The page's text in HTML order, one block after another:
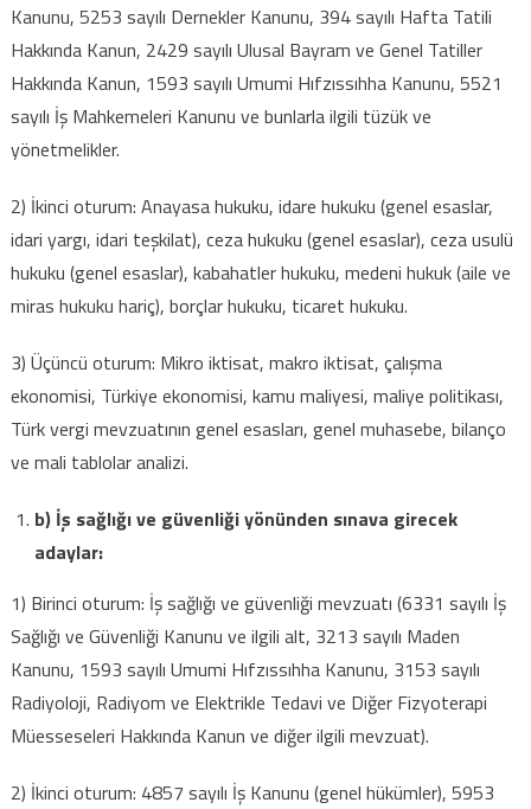
Kanunu, 5253 sayılı Dernekler Kanunu, 394 sayılı Hafta Tatili
Hakkında Kanun, 2429 sayılı Ulusal Bayram ve Genel Tatiller
Hakkında Kanun, 1593 sayılı Umumi Hıfzıssıhha Kanunu, 5521
sayılı İş Mahkemeleri Kanunu ve bunlarla ilgili tüzük ve
yönetmelikler.
2) İkinci oturum: Anayasa hukuku, idare hukuku (genel esaslar,
idari yargı, idari teşkilat), ceza hukuku (genel esaslar), ceza usulü
hukuku (genel esaslar), kabahatler hukuku, medeni hukuk (aile ve
miras hukuku hariç), borçlar hukuku, ticaret hukuku.
3) Üçüncü oturum: Mikro iktisat, makro iktisat, çalışma
ekonomisi, Türkiye ekonomisi, kamu maliyesi, maliye politikası,
Türk vergi mevzuatının genel esasları, genel muhasebe, bilanço
ve mali tablolar analizi.
b) İş sağlığı ve güvenliği yönünden sınava girecek
adaylar:
1) Birinci oturum: İş sağlığı ve güvenliği mevzuatı (6331 sayılı İş
Sağlığı ve Güvenliği Kanunu ve ilgili alt, 3213 sayılı Maden
Kanunu, 1593 sayılı Umumi Hıfzıssıhha Kanunu, 3153 sayılı
Radiyoloji, Radiyom ve Elektrikle Tedavi ve Diğer Fizyoterapi
Müesseseleri Hakkında Kanun ve diğer ilgili mevzuat).
2) İkinci oturum: 4857 sayılı İş Kanunu (genel hükümler), 5953